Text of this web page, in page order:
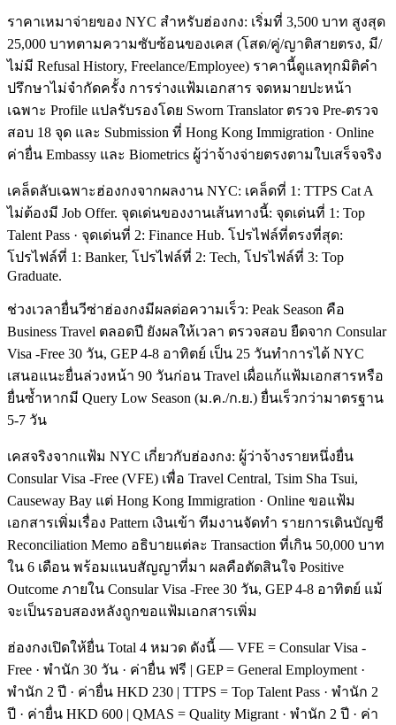
ราคาเหมาจ่ายของ NYC สำหรับฮ่องกง: เริ่มที่ 3,500 บาท สูงสุด
25,000 บาทตามความซับซ้อนของเคส (โสด/คู่/ญาติสายตรง, มี/
ไม่มี Refusal History, Freelance/Employee) ราคานี้ดูแลทุกมิติคำ
ปรึกษาไม่จำกัดครั้ง การร่างแฟ้มเอกสาร จดหมายปะหน้า
เฉพาะ Profile แปลรับรองโดย Sworn Translator ตรวจ Pre-ตรวจ
สอบ 18 จุด และ Submission ที่ Hong Kong Immigration · Online
ค่ายื่น Embassy และ Biometrics ผู้ว่าจ้างจ่ายตรงตามใบเสร็จจริง
เคล็ดลับเฉพาะฮ่องกงจากผลงาน NYC: เคล็ดที่ 1: TTPS Cat A
ไม่ต้องมี Job Offer. จุดเด่นของงานเส้นทางนี้: จุดเด่นที่ 1: Top
Talent Pass · จุดเด่นที่ 2: Finance Hub. โปรไฟล์ที่ตรงที่สุด:
โปรไฟล์ที่ 1: Banker, โปรไฟล์ที่ 2: Tech, โปรไฟล์ที่ 3: Top
Graduate.
ช่วงเวลายื่นวีซ่าฮ่องกงมีผลต่อความเร็ว: Peak Season คือ
Business Travel ตลอดปี ยังผลให้เวลา ตรวจสอบ ยืดจาก Consular
Visa -Free 30 วัน, GEP 4-8 อาทิตย์ เป็น 25 วันทำการได้ NYC
เสนอแนะยื่นล่วงหน้า 90 วันก่อน Travel เผื่อแก้แฟ้มเอกสารหรือ
ยื่นซ้ำหากมี Query Low Season (ม.ค./ก.ย.) ยื่นเร็วกว่ามาตรฐาน
5-7 วัน
เคสจริงจากแฟ้ม NYC เกี่ยวกับฮ่องกง: ผู้ว่าจ้างรายหนึ่งยื่น
Consular Visa -Free (VFE) เพื่อ Travel Central, Tsim Sha Tsui,
Causeway Bay แต่ Hong Kong Immigration · Online ขอแฟ้ม
เอกสารเพิ่มเรื่อง Pattern เงินเข้า ทีมงานจัดทำ รายการเดินบัญชี
Reconciliation Memo อธิบายแต่ละ Transaction ที่เกิน 50,000 บาท
ใน 6 เดือน พร้อมแนบสัญญาที่มา ผลคือตัดสินใจ Positive
Outcome ภายใน Consular Visa -Free 30 วัน, GEP 4-8 อาทิตย์ แม้
จะเป็นรอบสองหลังถูกขอแฟ้มเอกสารเพิ่ม
ฮ่องกงเปิดให้ยื่น Total 4 หมวด ดังนี้ — VFE = Consular Visa -
Free · พำนัก 30 วัน · ค่ายื่น ฟรี | GEP = General Employment ·
พำนัก 2 ปี · ค่ายื่น HKD 230 | TTPS = Top Talent Pass · พำนัก 2
ปี · ค่ายื่น HKD 600 | QMAS = Quality Migrant · พำนัก 2 ปี · ค่า